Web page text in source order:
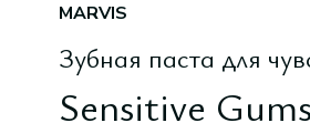
MARVIS
Зубная паста для
Sensitive